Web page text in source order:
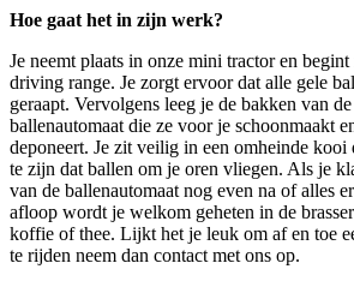
Hoe gaat het in zijn werk?
Je neemt plaats in onze mini tractor en
driving range. Je zorgt ervoor dat alle gele
geraapt. Vervolgens leeg je de bakken van
ballenautomaat die ze voor je schoonmaakt
deponeert. Je zit veilig in een omheinde kooi
te zijn dat ballen om je oren vliegen. Als je
van de ballenautomaat nog even na of alles
afloop wordt je welkom geheten in de
koffie of thee. Lijkt het je leuk om af en toe
te rijden neem dan contact met ons op.